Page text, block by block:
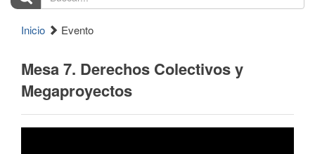
Inicio Evento
Mesa 7. Derechos Colectivos y
Megaproyectos